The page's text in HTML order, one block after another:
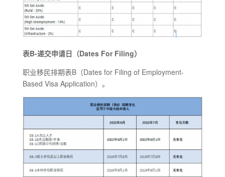
表B-递交申请日（Dates For Filing）
职业移民排期表B（Dates for Filing of Employment-
Based Visa Application）。